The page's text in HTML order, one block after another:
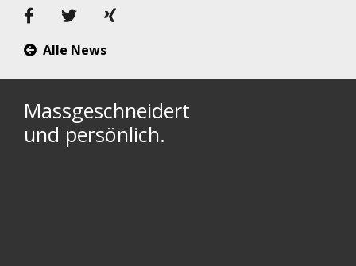
Alle News
Massgeschneidert
und persönlich.